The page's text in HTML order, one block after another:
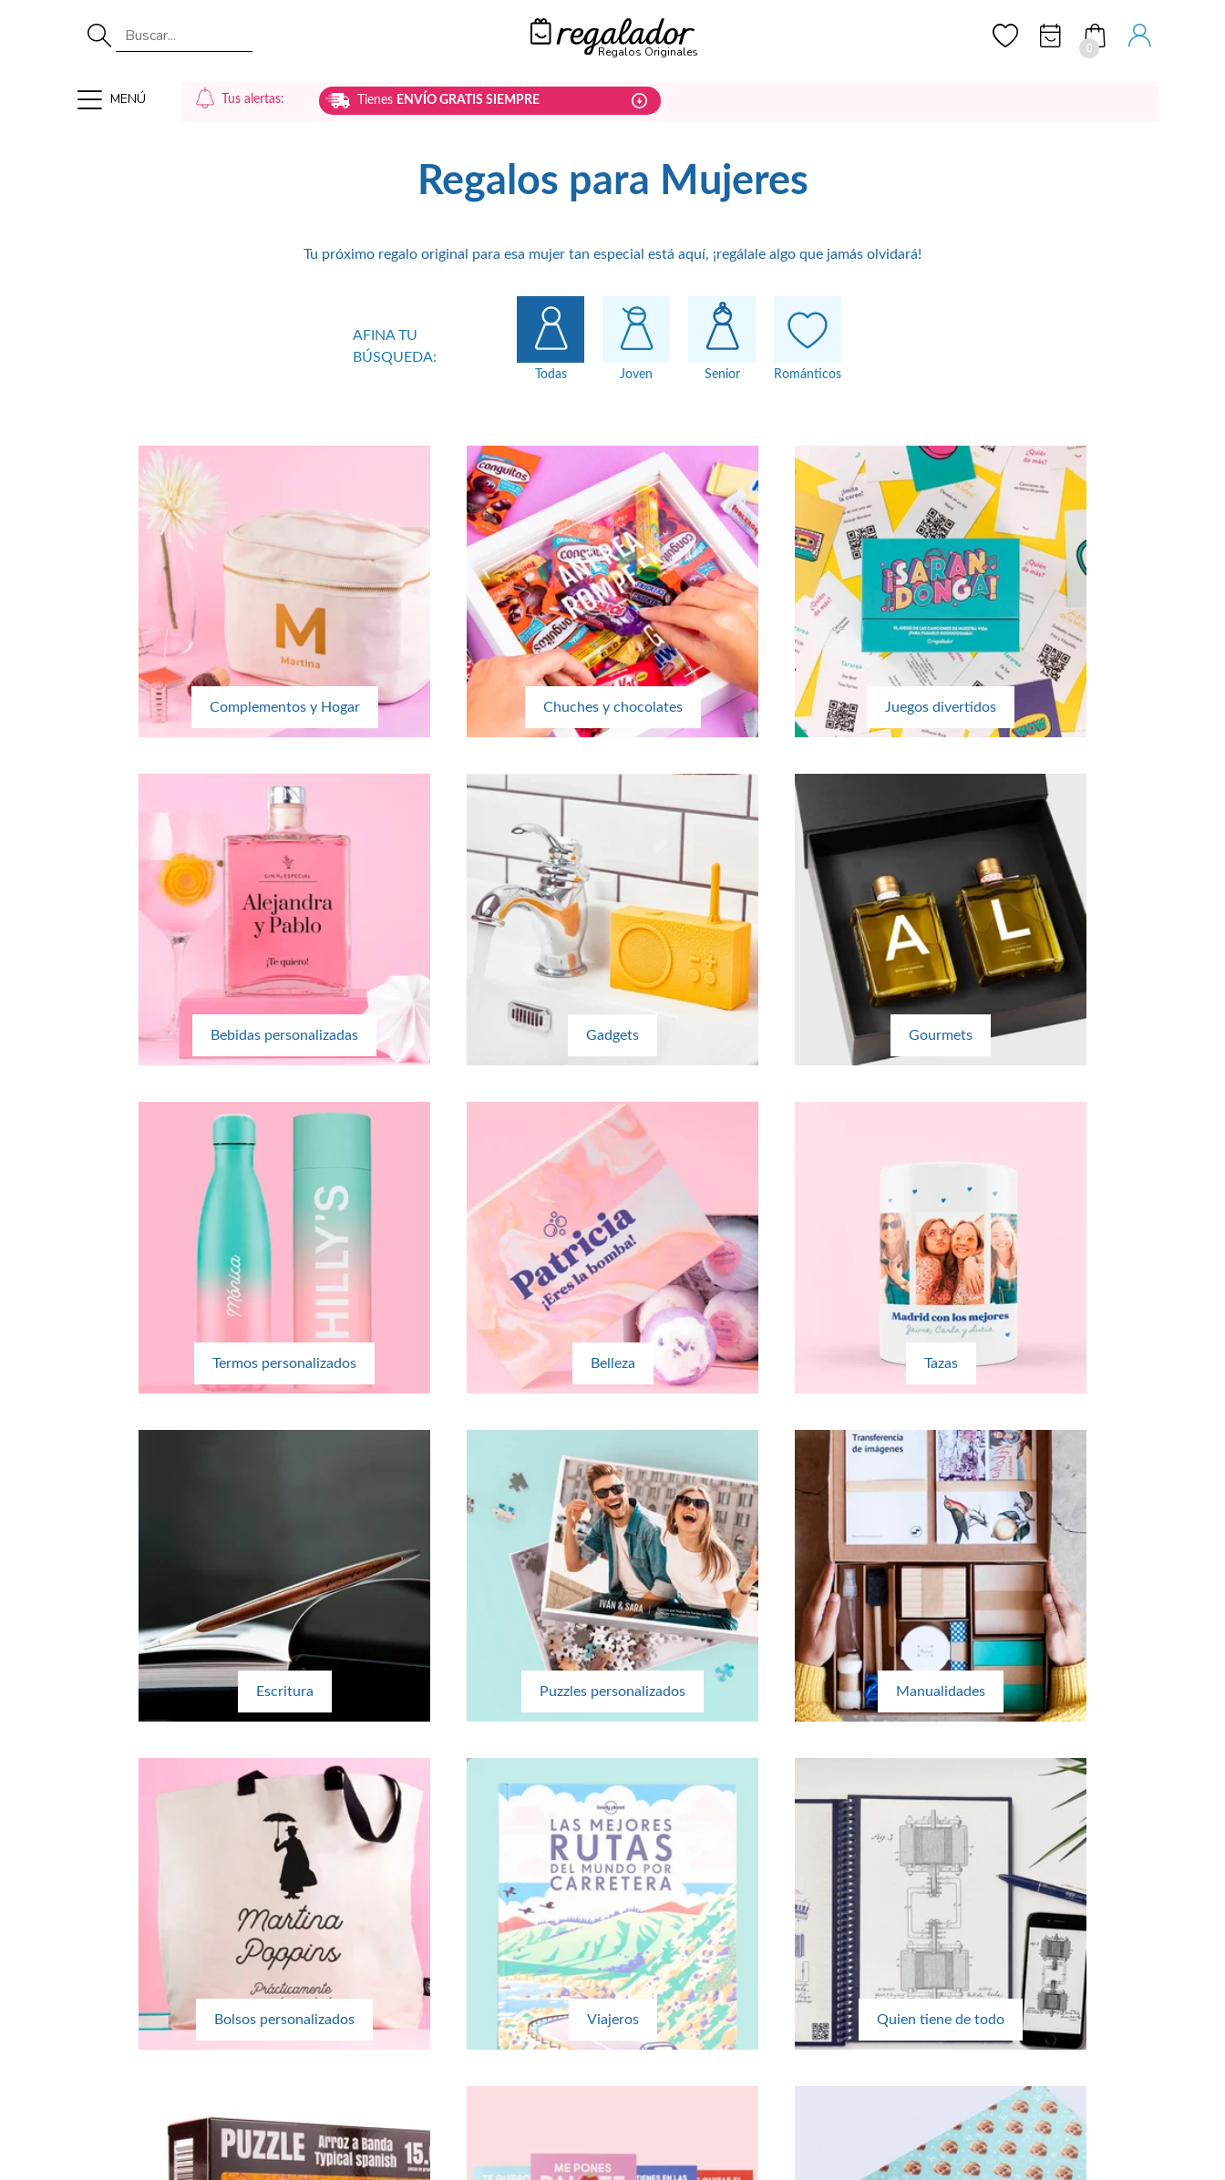
Regalos Originales 0
MENÚ Tus alertas: Tienes ENVÍO GRATIS SIEMPRE
Regalos para Mujeres
Tu próximo regalo original para esa mujer tan especial está aquí, ¡regálale algo que jamás olvidará!
AFINA TU
BÚSQUEDA:
Todas Joven Senior Románticos
Complementos y Hogar Chuches y chocolates Juegos divertidos
Bebidas personalizadas Gadgets Gourmets
Termos personalizados Belleza Tazas
Escritura Puzzles personalizados Manualidades
Bolsos personalizados Viajeros Quien tiene de todo